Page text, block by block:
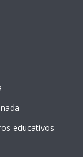
educativos